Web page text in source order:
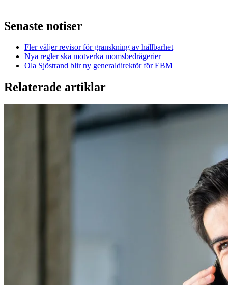
Senaste notiser
Fler väljer revisor för granskning av hållbarhet
Nya regler ska motverka momsbedrägerier
Ola Sjöstrand blir ny generaldirektör för EBM
Relaterade artiklar